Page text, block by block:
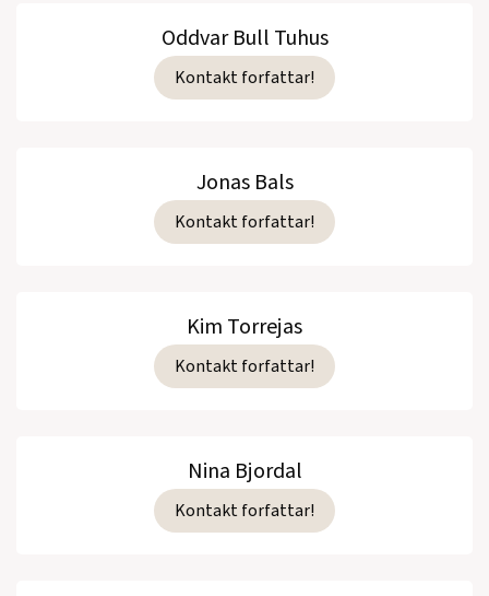
Oddvar Bull Tuhus
Kontakt forfattar!
Jonas Bals
Kontakt forfattar!
Kim Torrejas
Kontakt forfattar!
Nina Bjordal
Kontakt forfattar!